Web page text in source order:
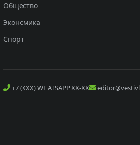
Общество
Экономика
Спорт
+7 (XXX) WHATSAPP XX-XX